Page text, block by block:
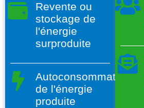
Revente ou
stockage de
l'énergie
surproduite
Autoconsommation
de l'énergie
produite